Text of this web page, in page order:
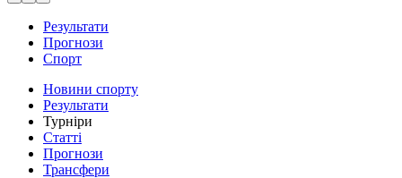
Результати
Прогнози
Спорт
Новини спорту
Результати
Турніри
Статті
Прогнози
Трансфери